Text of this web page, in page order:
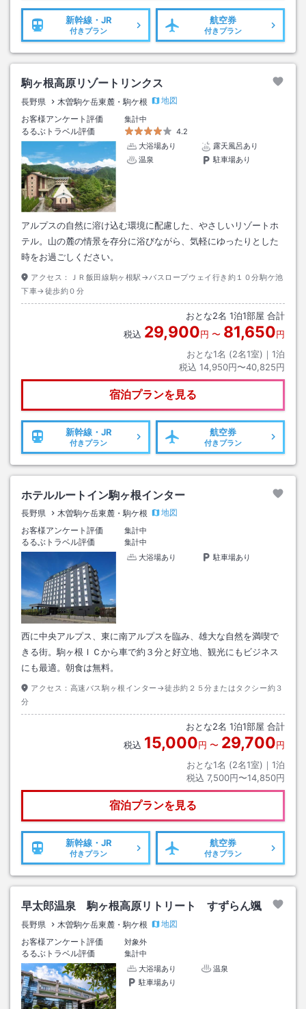
新幹線・JR
付きプラン
航空券
付きプラン
駒ヶ根高原リゾートリンクス
長野県 木曽駒ケ岳東麓・駒ケ根
地図
お客様アンケート評価
集計中
るるぶトラベル評価
4.2
大浴場あり
露天風呂あり
温泉
駐車場あり
アルプスの自然に溶け込む環境に配慮した、やさしいリゾートホ
テル。山の麓の情景を存分に浴びながら、気軽にゆったりとした
時をお過ごしください。
アクセス：
ＪＲ飯田線駒ヶ根駅→バスロープウェイ行き約１０分駒ケ池
下車→徒歩約０分
おとな2名 1泊1部屋 合計
税込 29,900円 〜 81,650円
おとな1名 (2名1室)｜ 1泊
税込 14,950円〜40,825円
宿泊プランを見る
新幹線・JR
付きプラン
航空券
付きプラン
ホテルルートイン駒ヶ根インター
長野県 木曽駒ケ岳東麓・駒ケ根
地図
お客様アンケート評価
集計中
るるぶトラベル評価
集計中
大浴場あり
駐車場あり
西に中央アルプス、東に南アルプスを臨み、雄大な自然を満喫で
きる街。駒ヶ根ＩＣから車で約３分と好立地、観光にもビジネス
にも最適。朝食は無料。
アクセス： 高速バス駒ヶ根インター→徒歩約２５分またはタクシー約３
分
おとな2名 1泊1部屋 合計
税込 15,000円 〜 29,700円
おとな1名 (2名1室)｜ 1泊
税込 7,500円〜14,850円
宿泊プランを見る
新幹線・JR
付きプラン
航空券
付きプラン
早太郎温泉 駒ヶ根高原リトリート すずらん颯
長野県 木曽駒ケ岳東麓・駒ケ根
地図
お客様アンケート評価
対象外
るるぶトラベル評価
集計中
大浴場あり
温泉
駐車場あり